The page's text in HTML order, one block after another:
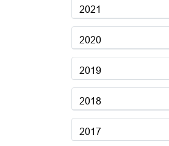
2021
2020
2019
2018
2017